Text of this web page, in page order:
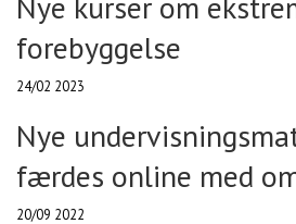
forebyggelse
24/02 2023
Nye
færdes online med
20/09 2022